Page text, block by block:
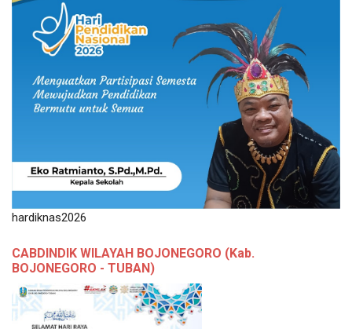
hardiknas2026
CABDINDIK WILAYAH BOJONEGORO (Kab.
BOJONEGORO - TUBAN)